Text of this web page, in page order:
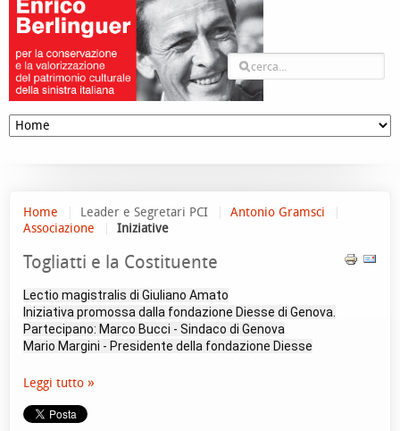
Home Leader e Segretari PCI
Antonio Gramsci
Associazione
Iniziative
Togliatti e la Costituente
Lectio magistralis di Giuliano Amato
Iniziativa promossa dalla fondazione Diesse di Genova.
Partecipano: Marco Bucci - Sindaco di Genova
Mario Margini - Presidente della fondazione Diesse
Leggi tutto